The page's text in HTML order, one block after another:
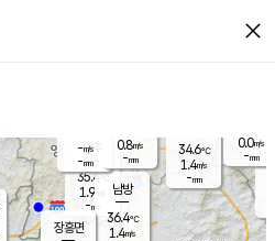
close
양주
35.4℃
1.9
-mm
34.6℃
1.4m/s
-mm
0.0m/s
-mm
남방
36.4℃
1.4m/s
장흥면
-m/s
-mm
0.8m/s
-mm